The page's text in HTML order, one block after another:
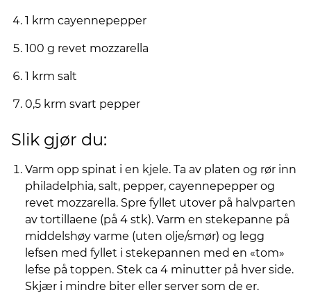
1 krm cayennepepper
100 g revet mozzarella
1 krm salt
0,5 krm svart pepper
Slik gjør du:
Varm opp spinat i en kjele. Ta av platen og rør inn
philadelphia, salt, pepper, cayennepepper og
revet mozzarella. Spre fyllet utover på halvparten
av tortillaene (på 4 stk). Varm en stekepanne på
middelshøy varme (uten olje/smør) og legg
lefsen med fyllet i stekepannen med en «tom»
lefse på toppen. Stek ca 4 minutter på hver side.
Skjær i mindre biter eller server som de er.